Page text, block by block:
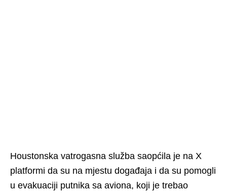
Houstonska vatrogasna služba saopćila je na X
platformi da su na mjestu događaja i da su pomogli
u evakuaciji putnika sa aviona, koji je trebao